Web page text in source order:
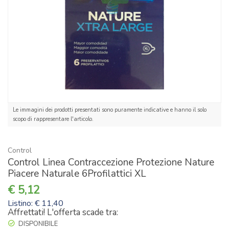
Le immagini dei prodotti presentati sono puramente indicative e hanno il solo
scopo di rappresentare l'articolo.
Control
Control Linea Contraccezione Protezione Nature
Piacere Naturale 6Profilattici XL
5,12
Listino: € 11,40
Affrettati! L'offerta scade tra:
DISPONIBILE